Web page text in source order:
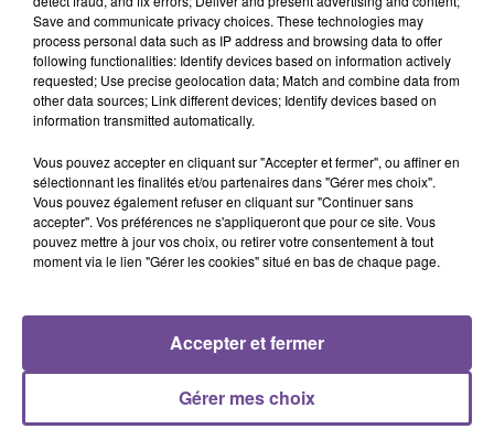
dépôt de cookies que vous avez exprimé. Si vous
souhaitez l'afficher, merci de nous donner votre accord
en cliquant sur le bouton ci-dessous.
Afficher l'élément
Save and communicate privacy choices. These technologies may
process personal data such as IP address and browsing data to offer
following functionalities: Identify devices based on information actively
requested; Use precise geolocation data; Match and combine data from
other data sources; Link different devices; Identify devices based on
information transmitted automatically.
Vous pouvez accepter en cliquant sur "Accepter et fermer", ou affiner en
sélectionnant les finalités et/ou partenaires dans "Gérer mes choix".
Vous pouvez également refuser en cliquant sur "Continuer sans
accepter". Vos préférences ne s'appliqueront que pour ce site. Vous
pouvez mettre à jour vos choix, ou retirer votre consentement à tout
moment via le lien "Gérer les cookies" situé en bas de chaque page.
Gérer mes choix
Accepter et fermer